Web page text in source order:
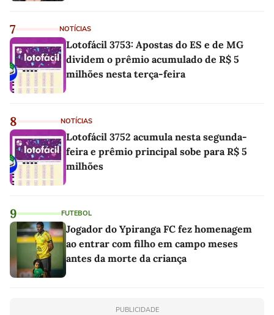
7 NOTÍCIAS
Lotofácil 3753: Apostas do ES e de MG
dividem o prêmio acumulado de R$ 5
milhões nesta terça-feira
8 NOTÍCIAS
Lotofácil 3752 acumula nesta segunda-
feira e prêmio principal sobe para R$ 5
milhões
9 FUTEBOL
Jogador do Ypiranga FC fez homenagem
ao entrar com filho em campo meses
antes da morte da criança
PUBLICIDADE